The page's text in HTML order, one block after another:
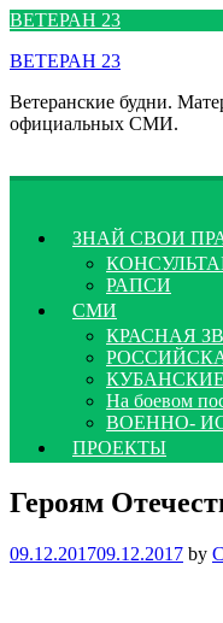
Перейти
содержимому
ВЕТЕРАН 23
ВЕТЕРАН 23
Ветеранские будни.
официальных СМИ.
ЗНАЙ СВОИ
РАПСИ
СМИ
КРАСНАЯ
На боевом
ВОЕННО-
ПРОЕКТЫ
Героям
09.12.201709.12.2017 by